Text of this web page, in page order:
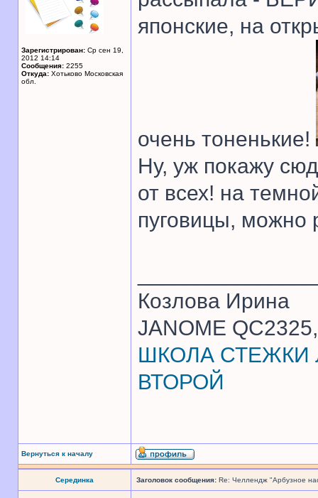
Зарегистрирован: Ср сен 19,
2012 14:14
Сообщения: 2255
Откуда: Хотьково Московская
обл.
японские, на
очень тоненькие!
Ну, уж покажу
от всех! на
пуговицы, можно
Козлова Ирина
JANOME
ШКОЛА СТЕЖКИ
ВТОРОЙ
Вернуться к началу
Серединка Заголовок сообщения: Re: Челлендж "Арбузное